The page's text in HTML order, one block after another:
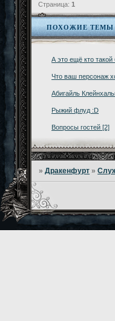
Страница: 1
ПОХОЖИЕ ТЕМЫ
А это ещё кто
Что ваш персонаж
Абигайль
Рыжий флуд :D
Вопросы гостей [2]
»Дракенфурт »